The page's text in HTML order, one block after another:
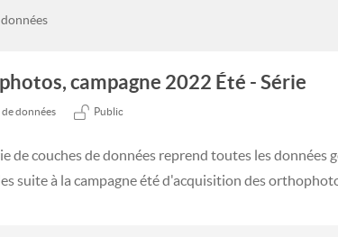
campagne 2022 Été - Série
données Public
de couches de données reprend toutes les données
suite à la campagne été d'acquisition des